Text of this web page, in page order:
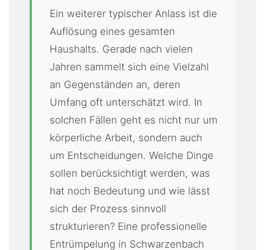
Ein weiterer typischer Anlass ist die
Auflösung eines gesamten
Haushalts. Gerade nach vielen
Jahren sammelt sich eine Vielzahl
an Gegenständen an, deren
Umfang oft unterschätzt wird. In
solchen Fällen geht es nicht nur um
körperliche Arbeit, sondern auch
um Entscheidungen. Welche Dinge
sollen berücksichtigt werden, was
hat noch Bedeutung und wie lässt
sich der Prozess sinnvoll
strukturieren? Eine professionelle
Entrümpelung in Schwarzenbach